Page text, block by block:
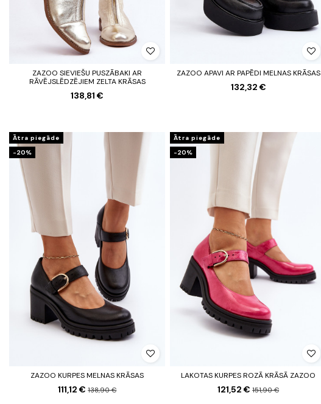
ZAZOO SIEVIEŠU PUSZĀBAKI AR
RĀVĒJSLĒDZĒJIEM ZELTA KRĀSAS
138,81 €
ZAZOO APAVI AR PAPĒDI MELNAS KRĀSAS
132,32 €
Ātra piegāde
-20%
ZAZOO KURPES MELNAS KRĀSAS
111,12 €138,90 €
Ātra piegāde
-20%
LAKOTAS KURPES ROZĀ KRĀSĀ ZAZOO
121,52 €151,90 €